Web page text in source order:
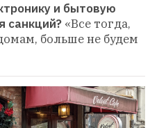
и бытовую
санкций? «Все тогда,
больше не будем